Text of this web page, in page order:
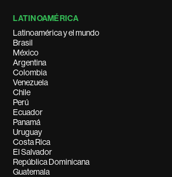
LATINOAMÉRICA
Latinoamérica y el mundo
Brasil
México
Argentina
Colombia
Venezuela
Chile
Perú
Ecuador
Panamá
Uruguay
Costa Rica
El Salvador
República Dominicana
Guatemala